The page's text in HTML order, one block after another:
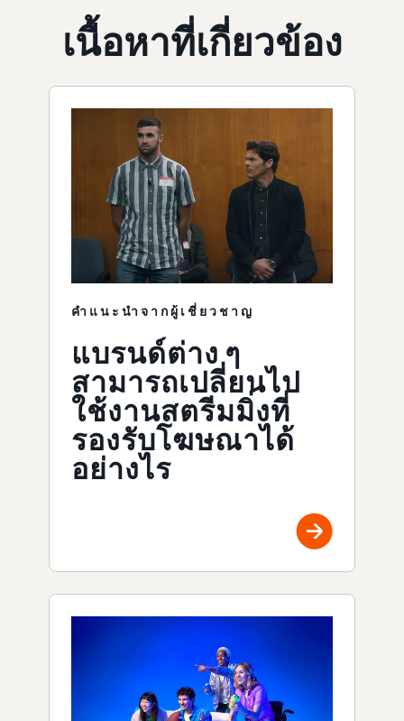
เนื้อหาที่เกี่ยวข้อง
คำแนะนำจากผู้เชี่ยวชาญ
แบรนด์ต่าง ๆ
สามารถเปลี่ยนไป
ใช้งานสตรีมมิ่งที่
รองรับโฆษณาได้
อย่างไร